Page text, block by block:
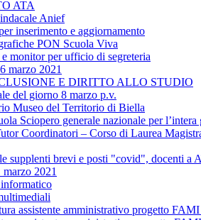
ATA
Anief
inserimento e aggiornamento
PON Scuola Viva
monitor per ufficio di segreteria
marzo 2021
E DIRITTO ALLO STUDIO
del giorno 8 marzo p.v.
Museo del Territorio di Biella
Sciopero generale nazionale per
Coordinatori – Corso di Laurea
supplenti brevi e posti "covid", docenti a
2021
assistente amministrativo progetto